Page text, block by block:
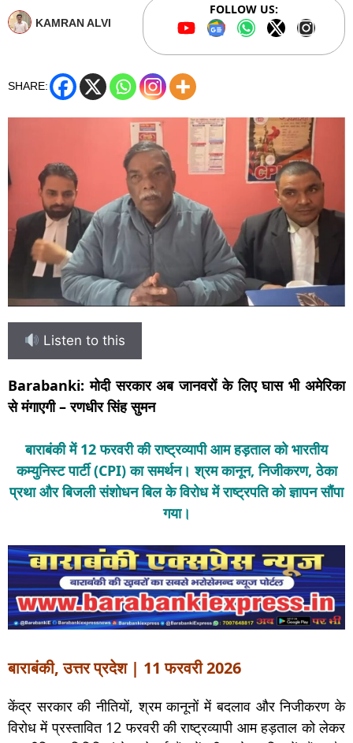
KAMRAN ALVI
FOLLOW US:
SHARE:
Listen to this
Barabanki: मोदी सरकार अब जानवरों के लिए घास भी अमेरिका
से मंगाएगी – रणधीर सिंह सुमन
बाराबंकी में 12 फरवरी की राष्ट्रव्यापी आम हड़ताल को भारतीय
कम्युनिस्ट पार्टी (CPI) का समर्थन। श्रम कानून, निजीकरण, ठेका
प्रथा और बिजली संशोधन बिल के विरोध में राष्ट्रपति को ज्ञापन सौंपा
गया।
बाराबंकी, उत्तर प्रदेश | 11 फरवरी 2026
केंद्र सरकार की नीतियों, श्रम कानूनों में बदलाव और निजीकरण के
विरोध में प्रस्तावित 12 फरवरी की राष्ट्रव्यापी आम हड़ताल को लेकर